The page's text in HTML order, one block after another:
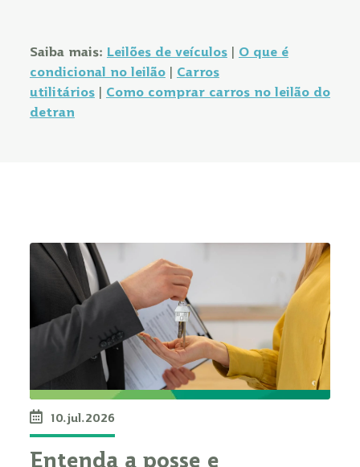
Saiba mais: Leilões de veículos| O que é
condicional no leilão| Carros
utilitários| Como comprar carros no leilão do
detran
10.jul.2026
Entenda a posse e